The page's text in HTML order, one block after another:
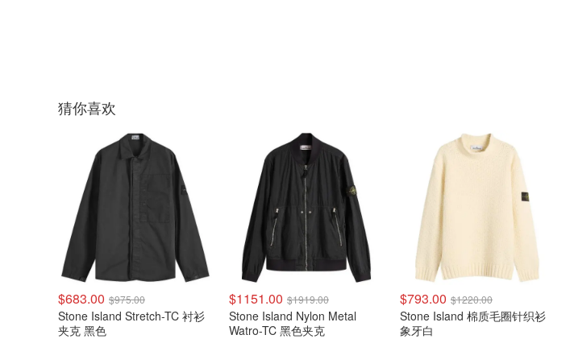
猜你喜欢
$683.00 $975.00
Stone Island Stretch-TC 衬衫
夹克 黑色
$1151.00 $1919.00
Stone Island Nylon Metal
Watro-TC 黑色夹克
$793.00 $1220.00
Stone Island 棉质毛圈针织衫
象牙白